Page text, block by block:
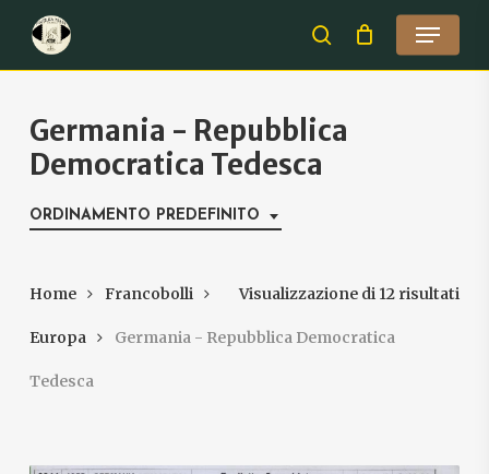
main
search
Menu
Germania - Repubblica
Democratica Tedesca
ORDINAMENTO PREDEFINITO
Visualizzazione di 12 risultati
Home Francobolli
Europa Germania - Repubblica Democratica
Tedesca
Close